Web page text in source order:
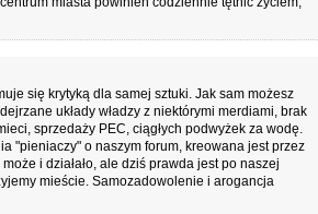
się krytyką dla samej sztuki. Jak sam możesz
układy władzy z niektórymi merdiami, brak
sprzedaży PEC, ciągłych podwyżek za wodę.
"pieniaczy" o naszym forum, kreowana jest przez
i działało, ale dziś prawda jest po naszej
mieście. Samozadowolenie i arogancja